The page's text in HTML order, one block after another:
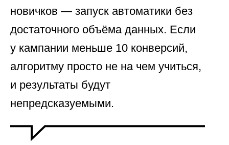
новичков — запуск автоматики без
достаточного объёма данных. Если
у кампании меньше 10 конверсий,
алгоритму просто не на чем учиться,
и результаты будут
непредсказуемыми.